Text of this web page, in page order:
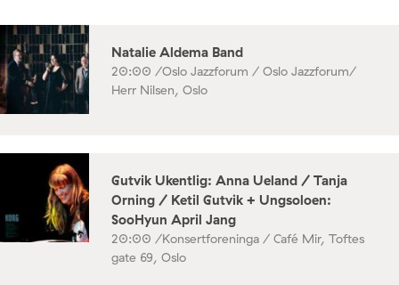
Natalie Aldema Band
20:00 /Oslo Jazzforum / Oslo Jazzforum/
Herr Nilsen, Oslo
Gutvik Ukentlig: Anna Ueland / Tanja
Orning / Ketil Gutvik + Ungsoloen:
SooHyun April Jang
20:00 /Konsertforeninga / Café Mir, Toftes
gate 69, Oslo